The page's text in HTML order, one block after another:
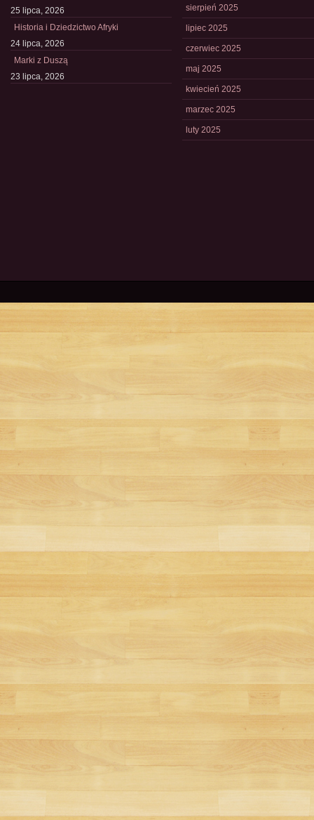
25 lipca, 2026
Historia i Dziedzictwo Afryki
24 lipca, 2026
Marki z Duszą
23 lipca, 2026
sierpień 2025
lipiec 2025
czerwiec 2025
maj 2025
kwiecień 2025
marzec 2025
luty 2025